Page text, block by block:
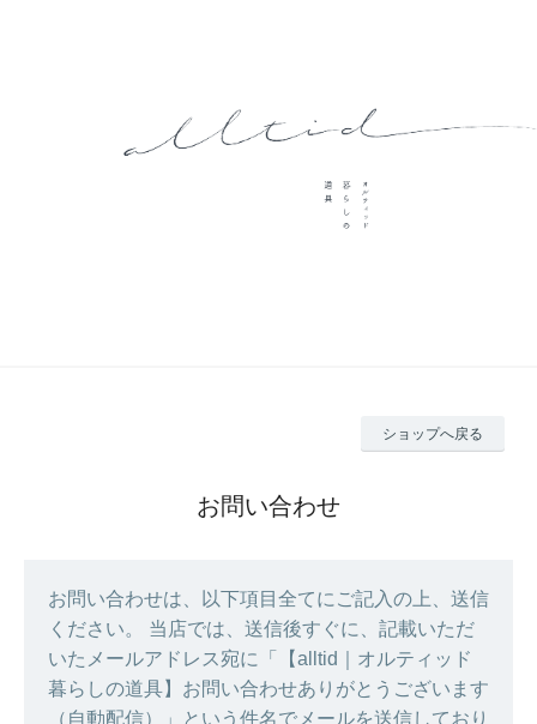
ショップへ戻る
お問い合わせ
お問い合わせは、以下項目全てにご記入の上、送信
ください。 当店では、送信後すぐに、記載いただ
いたメールアドレス宛に「【alltid｜オルティッド
暮らしの道具】お問い合わせありがとうございます
（自動配信）」という件名でメールを送信しており